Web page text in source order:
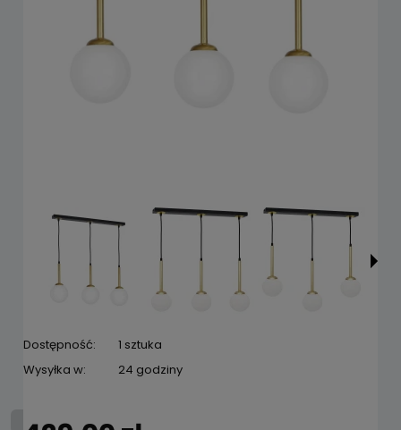
Dostępność:
1 sztuka
Wysyłka w:
24 godziny